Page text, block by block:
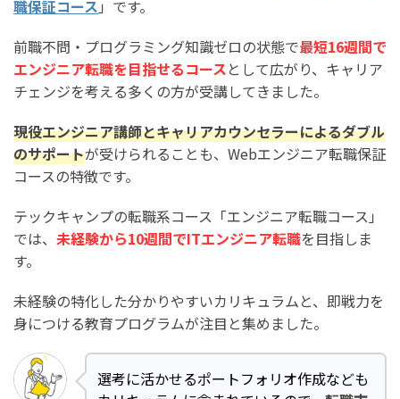
職保証コース 」です。
前職不問・プログラミング知識ゼロの状態で最短16週間で
エンジニア転職を目指せるコースとして広がり、キャリア
チェンジを考える多くの方が受講してきました。
現役エンジニア講師とキャリアカウンセラーによるダブル
のサポートが受けられることも、Webエンジニア転職保証
コースの特徴です。
テックキャンプの転職系コース「エンジニア転職コース」
では、 未経験から10週間でITエンジニア転職を目指しま
す。
未経験の特化した分かりやすいカリキュラムと、即戦力を
身につける教育プログラムが注目と集めました。
選考に活かせるポートフォリオ作成なども